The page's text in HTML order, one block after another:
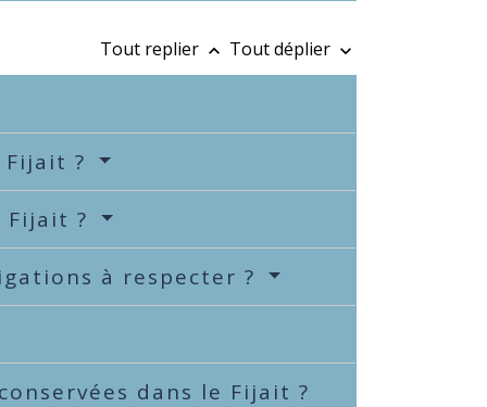
Tout replier keyboard_arrow_up Tout déplier keyboard_arrow_down
?
?
à respecter ?
dans le Fijait ?